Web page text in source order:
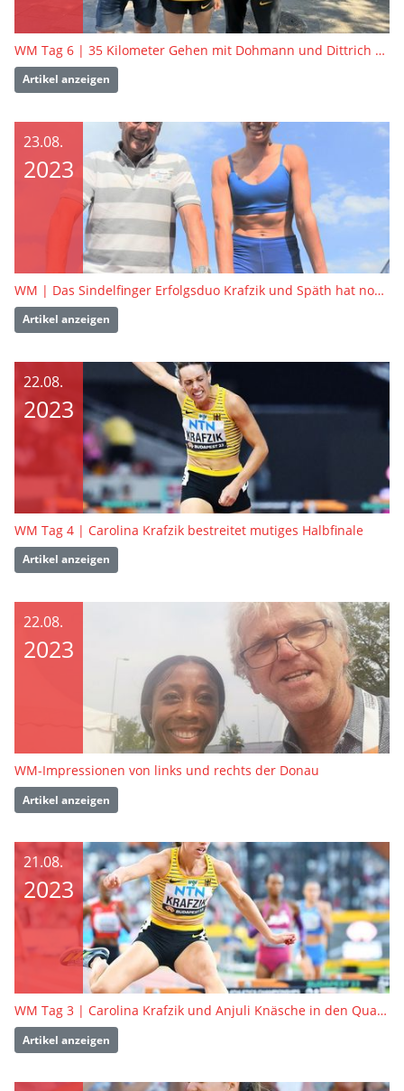
WM Tag 6 | 35 Kilometer Gehen mit Dohmann und Dittrich – Ein Rennen das alles zu bieten hatte
Artikel anzeigen
23.08.
2023
WM | Das Sindelfinger Erfolgsduo Krafzik und Späth hat noch viel vor
Artikel anzeigen
22.08.
2023
WM Tag 4 | Carolina Krafzik bestreitet mutiges Halbfinale
Artikel anzeigen
22.08.
2023
WM-Impressionen von links und rechts der Donau
Artikel anzeigen
21.08.
2023
WM Tag 3 | Carolina Krafzik und Anjuli Knäsche in den Qualifikationswettbewerben
Artikel anzeigen